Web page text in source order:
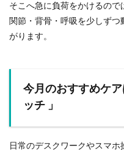
そこへ急に負荷をかけるので
関節・背骨・呼吸を少しずつ
がります。
今月のおすすめケ
ッチ 」
日常のデスクワークやスマ